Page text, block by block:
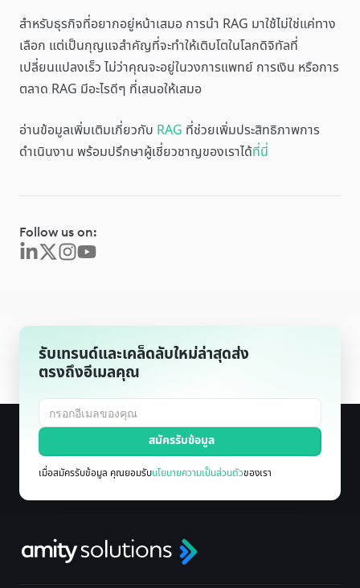
สำหรับธุรกิจที่อยากอยู่หน้าเสมอ การนำ RAG มาใช้ไม่ใช่แค่ทาง
เลือก แต่เป็นกุญแจสำคัญที่จะทำให้เติบโตในโลกดิจิทัลที่
เปลี่ยนแปลงเร็ว ไม่ว่าคุณจะอยู่ในวงการแพทย์ การเงิน หรือการ
ตลาด RAG มีอะไรดีๆ ที่เสนอให้เสมอ
อ่านข้อมูลเพิ่มเติมเกี่ยวกับ RAG ที่ช่วยเพิ่มประสิทธิภาพการ
ดำเนินงาน พร้อมปรึกษาผู้เชี่ยวชาญของเราได้ที่นี่
Follow us on:
รับเทรนด์และเคล็ดลับใหม่ล่าสุดส่ง
ตรงถึงอีเมลคุณ
เมื่อสมัครรับข้อมูล คุณยอมรับนโยบายความเป็นส่วนตัวของเรา